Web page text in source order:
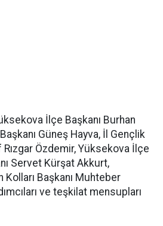
İlçe Başkanı Burhan
Güneş Hayva, İl Gençlik
Rızgar Özdemir, Yüksekova İlçe
Servet Kürşat Akkurt,
Kolları Başkanı Muhteber
ve teşkilat mensupları